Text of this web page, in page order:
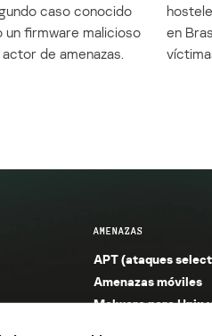
caso conocido
firmware malicioso
de amenazas.
en
AMENAZAS
APT (ataques
Amenazas móviles
Malware para Unix